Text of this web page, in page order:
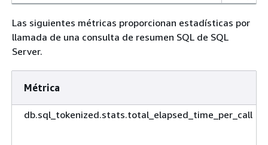
Las siguientes métricas proporcionan estadísticas por
llamada de una consulta de resumen SQL de SQL
Server.
Métrica
db.sql_tokenized.stats.total_elapsed_time_per_call